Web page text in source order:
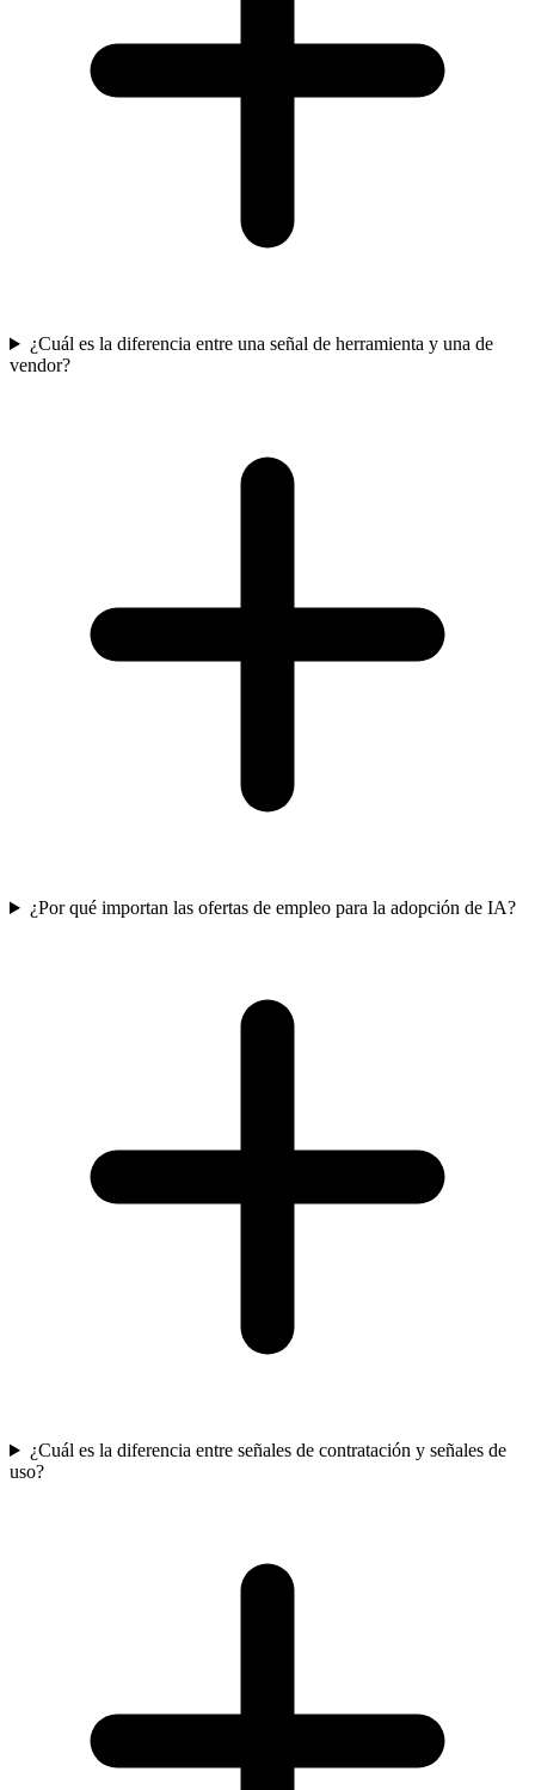
¿Cuál es la diferencia entre una señal de herramienta y una de
vendor?
¿Por qué importan las ofertas de empleo para la adopción de IA?
¿Cuál es la diferencia entre señales de contratación y señales de
uso?